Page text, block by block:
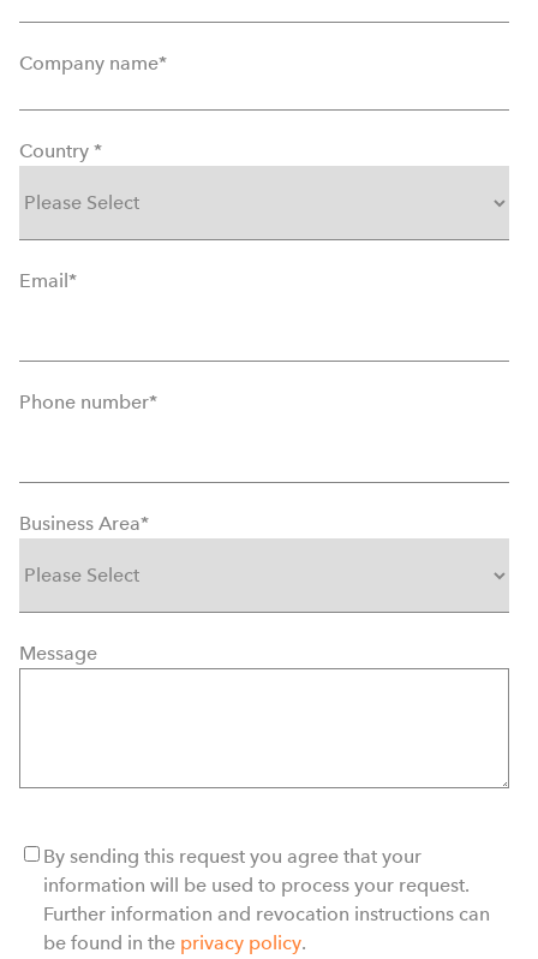
Company name*
Country *
Email*
Phone number*
Business Area*
Message
By sending this request you agree that your
information will be used to process your request.
Further information and revocation instructions can
be found in the privacy policy.